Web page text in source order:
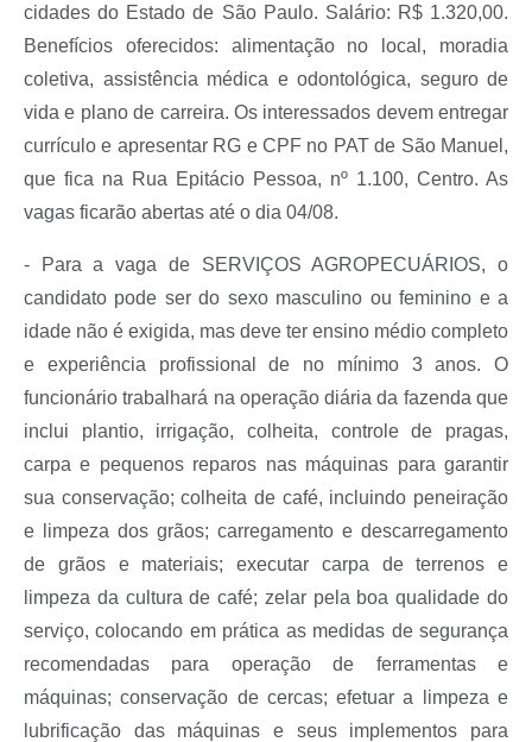
cidades do Estado de São Paulo. Salário: R$ 1.320,00.
Benefícios oferecidos: alimentação no local, moradia
coletiva, assistência médica e odontológica, seguro de
vida e plano de carreira. Os interessados devem entregar
currículo e apresentar RG e CPF no PAT de São Manuel,
que fica na Rua Epitácio Pessoa, nº 1.100, Centro. As
vagas ficarão abertas até o dia 04/08.
- Para a vaga de SERVIÇOS AGROPECUÁRIOS, o
candidato pode ser do sexo masculino ou feminino e a
idade não é exigida, mas deve ter ensino médio completo
e experiência profissional de no mínimo 3 anos. O
funcionário trabalhará na operação diária da fazenda que
inclui plantio, irrigação, colheita, controle de pragas,
carpa e pequenos reparos nas máquinas para garantir
sua conservação; colheita de café, incluindo peneiração
e limpeza dos grãos; carregamento e descarregamento
de grãos e materiais; executar carpa de terrenos e
limpeza da cultura de café; zelar pela boa qualidade do
serviço, colocando em prática as medidas de segurança
recomendadas para operação de ferramentas e
máquinas; conservação de cercas; efetuar a limpeza e
lubrificação das máquinas e seus implementos para